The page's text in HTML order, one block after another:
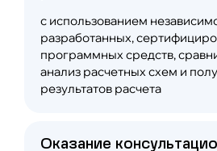
с использованием
разработанных,
программных средств,
анализ расчетных схем и
результатов расчета
Оказание